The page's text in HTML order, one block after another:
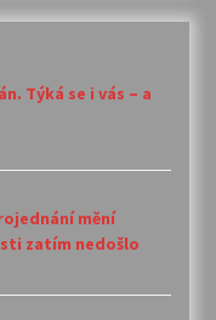
Týká se i vás – a
mění
zatím nedošlo